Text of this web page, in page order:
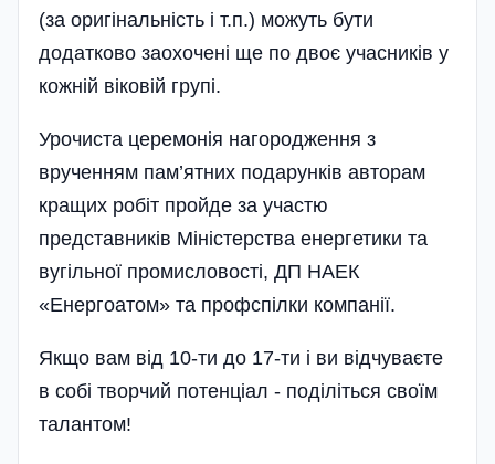
(за оригіналь­ність і т.п.) можуть бути
додатково заохочені ще по двоє учасників у
кожній віковій групі.
Урочиста церемонія нагоро­дження з
врученням пам’ятних подарунків авторам
кращих робіт пройде за участю
представників Міністерства енергетики та
ву­гільної промисловості, ДП НАЕК
«Енергоатом» та профспілки компанії.
Якщо вам від 10-ти до 17-ти і ви відчуваєте
в собі творчий потенціал - поділіться своїм
талантом!